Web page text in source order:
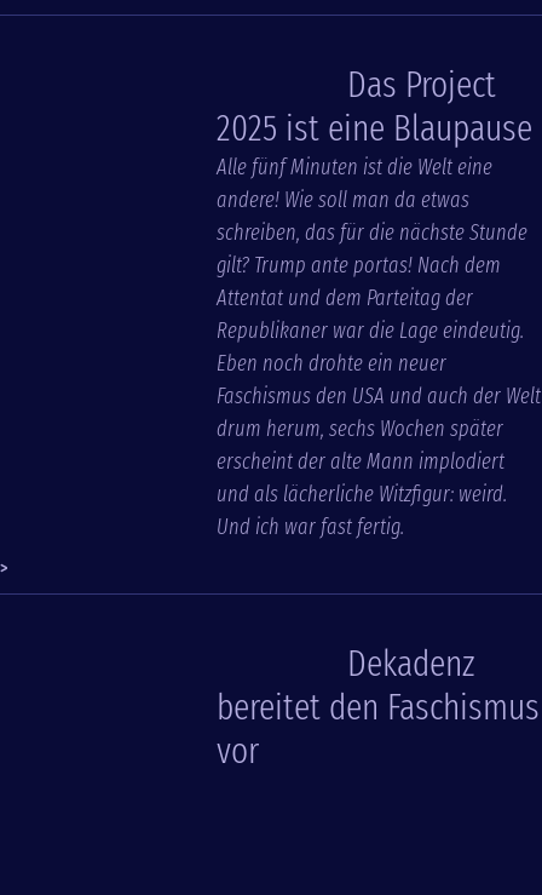
Das Project
2025 ist eine Blaupause
Alle fünf Minuten ist die Welt eine
andere! Wie soll man da etwas
schreiben, das für die nächste Stunde
gilt? Trump ante portas! Nach dem
Attentat und dem Parteitag der
Republikaner war die Lage eindeutig.
Eben noch drohte ein neuer
Faschismus den USA und auch der Welt
drum herum, sechs Wochen später
erscheint der alte Mann implodiert
und als lächerliche Witzfigur: weird.
Und ich war fast fertig.
>
Dekadenz
bereitet den Faschismus
vor